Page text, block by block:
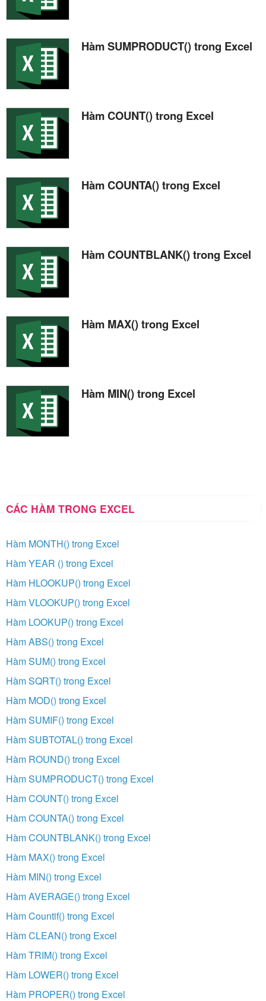
Hàm SUMPRODUCT() trong Excel
Hàm COUNT() trong Excel
Hàm COUNTA() trong Excel
Hàm COUNTBLANK() trong Excel
Hàm MAX() trong Excel
Hàm MIN() trong Excel
CÁC HÀM TRONG EXCEL
Hàm MONTH() trong Excel
Hàm YEAR () trong Excel
Hàm HLOOKUP() trong Excel
Hàm VLOOKUP() trong Excel
Hàm LOOKUP() trong Excel
Hàm ABS() trong Excel
Hàm SUM() trong Excel
Hàm SQRT() trong Excel
Hàm MOD() trong Excel
Hàm SUMIF() trong Excel
Hàm SUBTOTAL() trong Excel
Hàm ROUND() trong Excel
Hàm SUMPRODUCT() trong Excel
Hàm COUNT() trong Excel
Hàm COUNTA() trong Excel
Hàm COUNTBLANK() trong Excel
Hàm MAX() trong Excel
Hàm MIN() trong Excel
Hàm AVERAGE() trong Excel
Hàm Countif() trong Excel
Hàm CLEAN() trong Excel
Hàm TRIM() trong Excel
Hàm LOWER() trong Excel
Hàm PROPER() trong Excel